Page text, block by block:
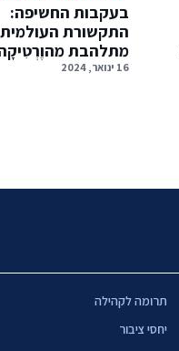
בעקבות החשיפה:
התקשורת העולמית
מתלהבת
16 ינואר, 2024
תרומה לקהילה
יחסי ציבור